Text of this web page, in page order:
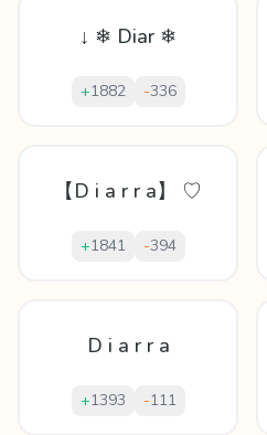
↓ ❄ Diar ❄
+1882 -336
【D i a r r a】 ♡
+1841 -394
D i a r r a
+1393 -111